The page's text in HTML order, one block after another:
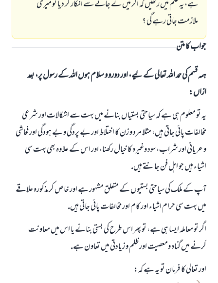
ہے، يہ علم ميں ركھيں كہ اگر ميں نے جانے سے انكار كر ديا تو ميرى
ملازمت جاتى رہے گى ؟
جواب کا متن
ہمہ قسم کی حمد اللہ تعالی کے لیے، اور دورو و سلام ہوں اللہ کے رسول پر، بعد
ازاں:
يہ تو معلوم ہى ہے كہ سياحتى بستياں بنانے ميں بہت سے اشكالات اور شرعى
مخالفات پائى جاتى ہيں، مثلا مرد و زن كا اختلاط اور بے پردگى و بے ہودگى اور فحاشى
و عريانى اور شراب، سود وغيرہ كا خيال ركھنا، اور اس كے علاوہ بھى بہت سى
اشياء ہيں جو اہل فن جانتے ہيں.
آپ كے ملك كى سياحتى بستيوں كے متعلق مشہور ہے اور خاص كر مذكورہ علاقے
ميں بہت سى حرام اشياء اور كام اور مخالفات پائى جاتى ہيں.
اگر تو معاملہ ايسا ہى ہے، تو پھر اس طرح كى بستى بنانے يا اس ميں معاونت
كرنے ميں گناہ ومعصيت اور ظلم و زيادتى ميں تعاون ہے.
اور تعالى كا فرمان تو يہ ہے كہ: